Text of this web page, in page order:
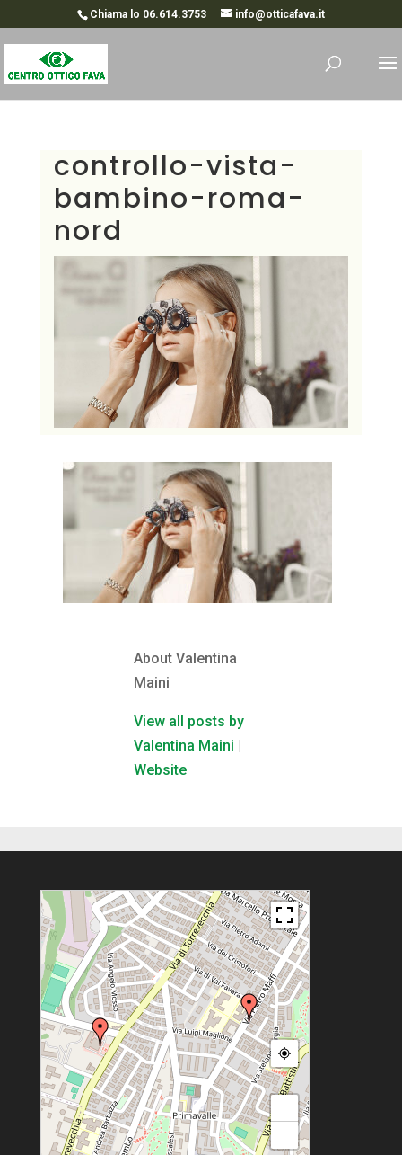
Chiama lo 06.614.3753 info@otticafava.it
controllo-vista-
bambino-roma-
nord
About Valentina
Maini
View all posts by
Valentina Maini |
Website